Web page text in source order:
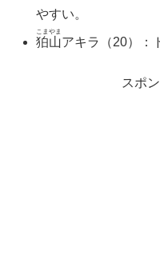
やすい。
狛山
こまやま
アキラ（20）：
スポ